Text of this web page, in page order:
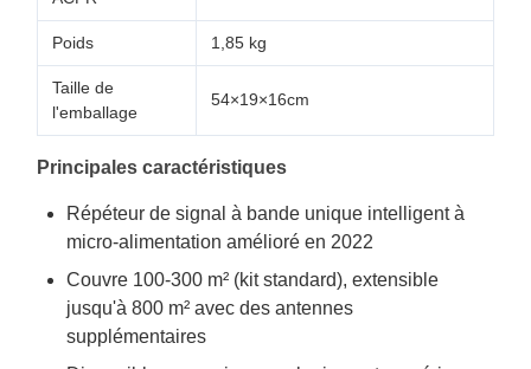
Poids 1,85 kg
Taille de
l'emballage
54×19×16cm
Principales caractéristiques
Répéteur de signal à bande unique intelligent à
micro-alimentation amélioré en 2022
Couvre 100-300 m² (kit standard), extensible
jusqu'à 800 m² avec des antennes
supplémentaires